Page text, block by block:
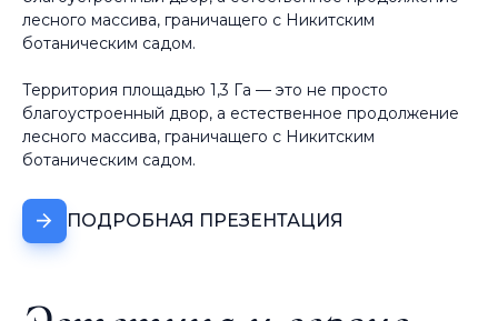
лесного массива, граничащего с Никитским
ботаническим садом.
Территория площадью 1,3 Га — это не просто
благоустроенный двор, а естественное продолжение
лесного массива, граничащего с Никитским
ботаническим садом.
ПОДРОБНАЯ ПРЕЗЕНТАЦИЯ